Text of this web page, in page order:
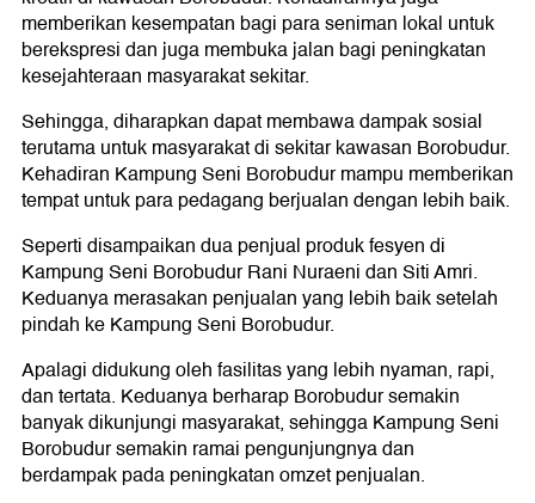
memberikan kesempatan bagi para seniman lokal untuk
berekspresi dan juga membuka jalan bagi peningkatan
kesejahteraan masyarakat sekitar.
Sehingga, diharapkan dapat membawa dampak sosial
terutama untuk masyarakat di sekitar kawasan Borobudur.
Kehadiran Kampung Seni Borobudur mampu memberikan
tempat untuk para pedagang berjualan dengan lebih baik.
Seperti disampaikan dua penjual produk fesyen di
Kampung Seni Borobudur Rani Nuraeni dan Siti Amri.
Keduanya merasakan penjualan yang lebih baik setelah
pindah ke Kampung Seni Borobudur.
Apalagi didukung oleh fasilitas yang lebih nyaman, rapi,
dan tertata. Keduanya berharap Borobudur semakin
banyak dikunjungi masyarakat, sehingga Kampung Seni
Borobudur semakin ramai pengunjungnya dan
berdampak pada peningkatan omzet penjualan.